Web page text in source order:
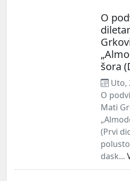
O
šora
Uto,
O
Mati
(Prvi
dask...